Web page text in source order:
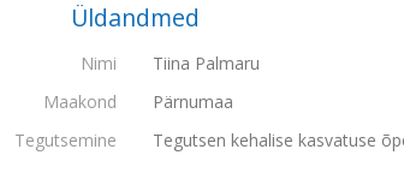
Üldandmed
Nimi
Tiina Palmaru
Maakond
Pärnumaa
Tegutsemine
Tegutsen kehalise kasvatuse